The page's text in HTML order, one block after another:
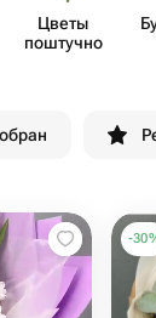
Цветы
поштучно
-30